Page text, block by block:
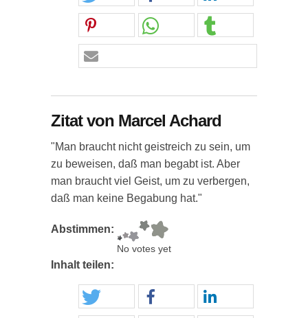
Zitat von Marcel Achard
"Man braucht nicht geistreich zu sein, um
zu beweisen, daß man begabt ist. Aber
man braucht viel Geist, um zu verbergen,
daß man keine Begabung hat."
Abstimmen:
No votes yet
Inhalt teilen: